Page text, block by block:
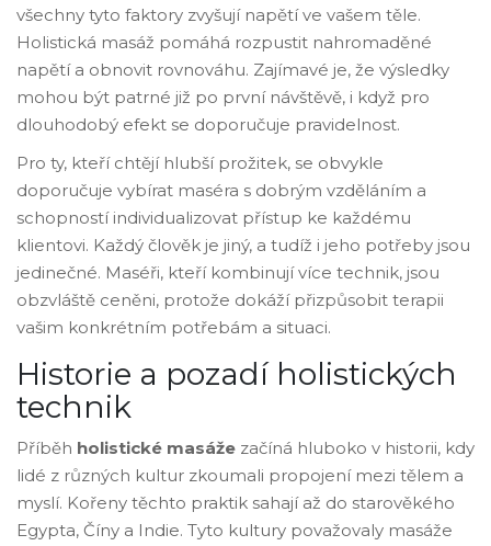
všechny tyto faktory zvyšují napětí ve vašem těle.
Holistická masáž pomáhá rozpustit nahromaděné
napětí a obnovit rovnováhu. Zajímavé je, že výsledky
mohou být patrné již po první návštěvě, i když pro
dlouhodobý efekt se doporučuje pravidelnost.
Pro ty, kteří chtějí hlubší prožitek, se obvykle
doporučuje vybírat maséra s dobrým vzděláním a
schopností individualizovat přístup ke každému
klientovi. Každý člověk je jiný, a tudíž i jeho potřeby jsou
jedinečné. Maséři, kteří kombinují více technik, jsou
obzvláště ceněni, protože dokáží přizpůsobit terapii
vašim konkrétním potřebám a situaci.
Historie a pozadí holistických
technik
Příběh holistické masáže začíná hluboko v historii, kdy
lidé z různých kultur zkoumali propojení mezi tělem a
myslí. Kořeny těchto praktik sahají až do starověkého
Egypta, Číny a Indie. Tyto kultury považovaly masáže